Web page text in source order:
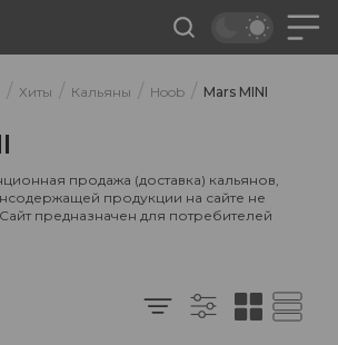
/ Хиты / Кальяны / Hoob / Mars MINI
продажа (доставка) кальянов,
продукции на сайте не
предназначен для потребителей